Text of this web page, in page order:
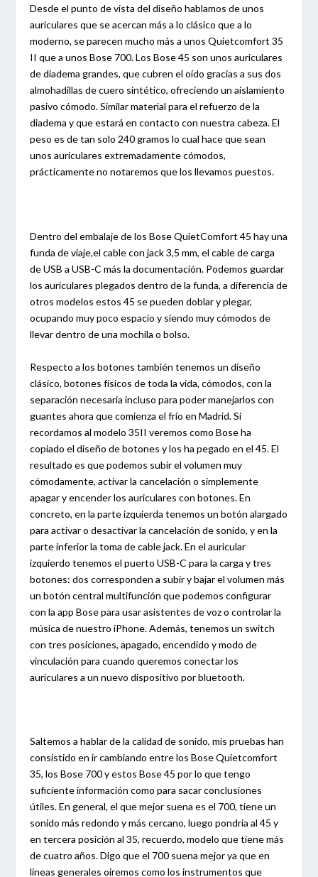
Desde el punto de vista del diseño hablamos de unos
auriculares que se acercan más a lo clásico que a lo
moderno, se parecen mucho más a unos Quietcomfort 35
II que a unos Bose 700. Los Bose 45 son unos auriculares
de diadema grandes, que cubren el oído gracias a sus dos
almohadillas de cuero sintético, ofreciendo un aislamiento
pasivo cómodo. Similar material para el refuerzo de la
diadema y que estará en contacto con nuestra cabeza. El
peso es de tan solo 240 gramos lo cual hace que sean
unos auriculares extremadamente cómodos,
prácticamente no notaremos que los llevamos puestos.
Dentro del embalaje de los Bose QuietComfort 45 hay una
funda de viaje,el cable con jack 3,5 mm, el cable de carga
de USB a USB-C más la documentación. Podemos guardar
los auriculares plegados dentro de la funda, a diferencia de
otros modelos estos 45 se pueden doblar y plegar,
ocupando muy poco espacio y siendo muy cómodos de
llevar dentro de una mochila o bolso.
Respecto a los botones también tenemos un diseño
clásico, botones físicos de toda la vida, cómodos, con la
separación necesaria incluso para poder manejarlos con
guantes ahora que comienza el frío en Madrid. Si
recordamos al modelo 35II veremos como Bose ha
copiado el diseño de botones y los ha pegado en el 45. El
resultado es que podemos subir el volumen muy
cómodamente, activar la cancelación o simplemente
apagar y encender los auriculares con botones. En
concreto, en la parte izquierda tenemos un botón alargado
para activar o desactivar la cancelación de sonido, y en la
parte inferior la toma de cable jack. En el auricular
izquierdo tenemos el puerto USB-C para la carga y tres
botones: dos corresponden a subir y bajar el volumen más
un botón central multifunción que podemos configurar
con la app Bose para usar asistentes de voz o controlar la
música de nuestro iPhone. Además, tenemos un switch
con tres posiciones, apagado, encendido y modo de
vinculación para cuando queremos conectar los
auriculares a un nuevo dispositivo por bluetooth.
Saltemos a hablar de la calidad de sonido, mis pruebas han
consistido en ir cambiando entre los Bose Quietcomfort
35, los Bose 700 y estos Bose 45 por lo que tengo
suficiente información como para sacar conclusiones
útiles. En general, el que mejor suena es el 700, tiene un
sonido más redondo y más cercano, luego pondría al 45 y
en tercera posición al 35, recuerdo, modelo que tiene más
de cuatro años. Digo que el 700 suena mejor ya que en
líneas generales oiremos como los instrumentos que